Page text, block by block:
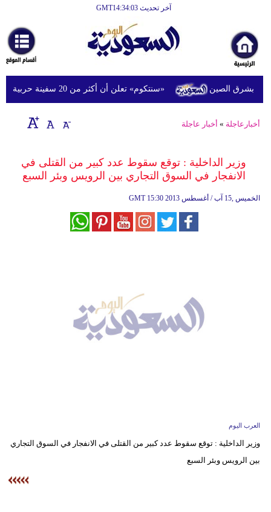
آخر تحديث GMT14:34:03
أخبارعاجلة
رياضة
ثقافة
إقتصاد
وموسيقى
علوم
بيئة
«سنتكوم» تعلن أن أكثر من 20 سفينة حربية أميركية تدعم حصار إيران في الشرق الأوسط
أخبارعاجلة » أخبار عاجلة
وزير الداخلية : توقع سقوط عدد كبير من القتلى في
الانفجار في السوق التجاري بين الرويس وبئر السبع
GMT 15:30 2013 الخميس ,15 آب / أغسطس
العرب اليوم
وزير الداخلية : توقع سقوط عدد كبير من القتلى في الانفجار في السوق التجاري
بين الرويس وبئر السبع